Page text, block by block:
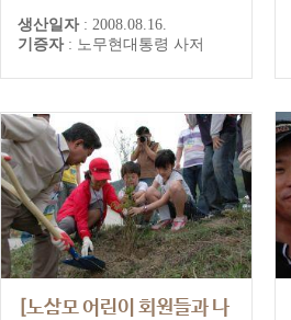
치는 손녀 노서은 양
생산일자 : 2008.08.16.
기증자 : 노무현대통령 사저
[노삼모 어린이 회원들과 나